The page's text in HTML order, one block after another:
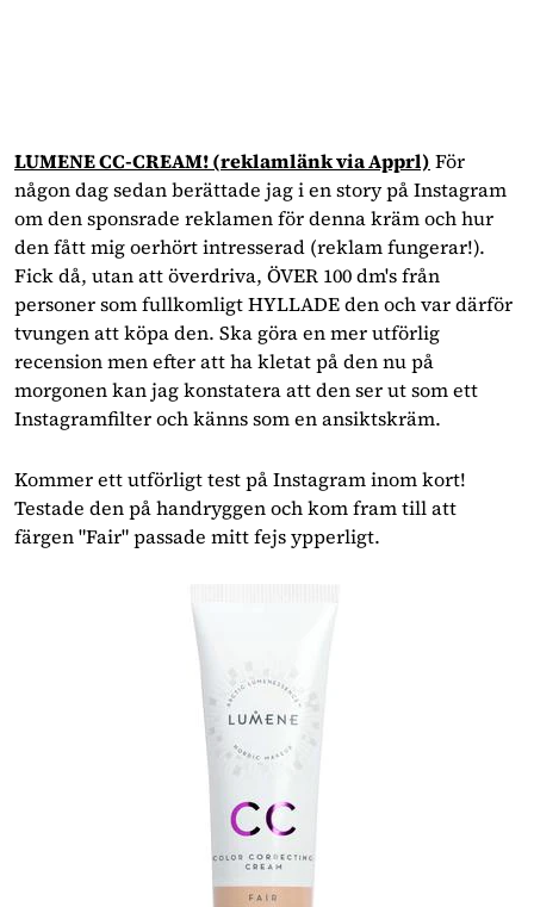
LUMENE CC-CREAM!(reklamlänk via Apprl) För
någon dag sedan berättade jag i en story på Instagram
om den sponsrade reklamen för denna kräm och hur
den fått mig oerhört intresserad (reklam fungerar!).
Fick då, utan att överdriva, ÖVER 100 dm's från
personer som fullkomligt HYLLADE den och var därför
tvungen att köpa den. Ska göra en mer utförlig
recension men efter att ha kletat på den nu på
morgonen kan jag konstatera att den ser ut som ett
Instagramfilter och känns som en ansiktskräm.
Kommer ett utförligt test på Instagram inom kort!
Testade den på handryggen och kom fram till att
färgen "Fair" passade mitt fejs ypperligt.